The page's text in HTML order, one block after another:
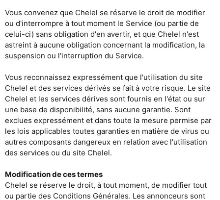
Vous convenez que Chelel se réserve le droit de modifier
ou d'interrompre à tout moment le Service (ou partie de
celui-ci) sans obligation d'en avertir, et que Chelel n'est
astreint à aucune obligation concernant la modification, la
suspension ou l'interruption du Service.
Vous reconnaissez expressément que l'utilisation du site
Chelel et des services dérivés se fait à votre risque. Le site
Chelel et les services dérives sont fournis en l'état ou sur
une base de disponibilité, sans aucune garantie. Sont
exclues expressément et dans toute la mesure permise par
les lois applicables toutes garanties en matière de virus ou
autres composants dangereux en relation avec l'utilisation
des services ou du site Chelel.
Modification de ces termes
Chelel se réserve le droit, à tout moment, de modifier tout
ou partie des Conditions Générales. Les annonceurs sont